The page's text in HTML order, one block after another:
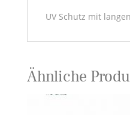
UV Schutz mit
Ähnliche